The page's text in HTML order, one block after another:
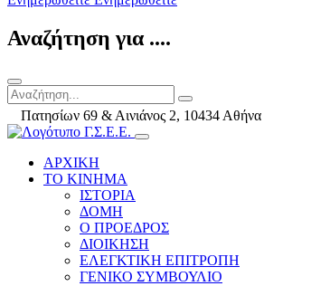
Αναζήτηση για ....
Πατησίων 69 & Αινιάνος 2, 10434 Αθήνα
ΑΡΧΙΚΗ
ΤΟ ΚΙΝΗΜΑ
ΙΣΤΟΡΙΑ
ΔΟΜΗ
Ο ΠΡΟΕΔΡΟΣ
ΔΙΟΙΚΗΣΗ
ΕΛΕΓΚΤΙΚΗ ΕΠΙΤΡΟΠΗ
ΓΕΝΙΚΟ ΣΥΜΒΟΥΛΙΟ